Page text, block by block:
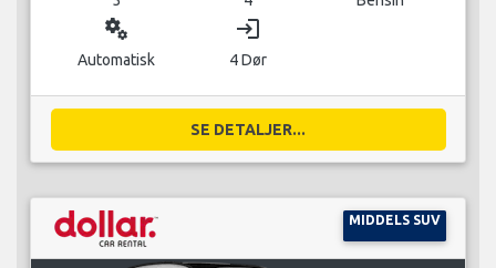
miscellaneous_services
Automatisk
login
4 Dør
SE DETALJER...
MIDDELS SUV